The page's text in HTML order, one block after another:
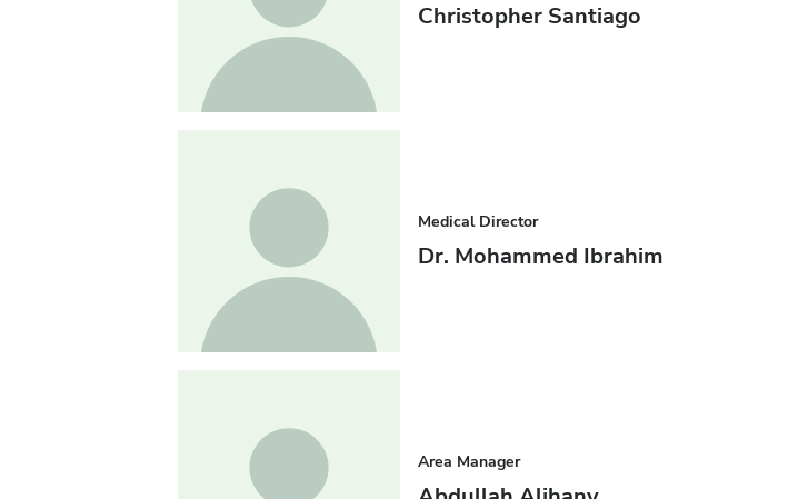
Christopher Santiago
Medical Director
Dr. Mohammed Ibrahim
Area Manager